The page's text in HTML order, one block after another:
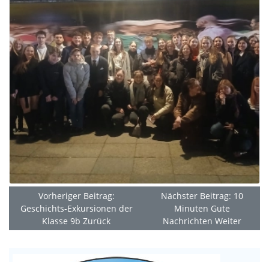
Vorheriger Beitrag:
Geschichts-Exkursionen der
Klasse 9bZurück
Nächster Beitrag: 10
Minuten Gute
Nachrichten Weiter